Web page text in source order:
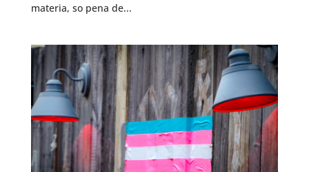
materia, so pena de...